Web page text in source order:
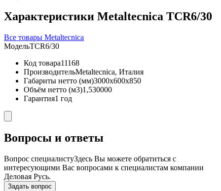
Характеристики Metaltecnica TCR6/30
Все товары Metaltecnica
МодельTCR6/30
Код товара11168
ПроизводительMetaltecnica, Италия
Габариты нетто (мм)3000x600x850
Объём нетто (м3)1,530000
Гарантия1 год
Вопросы и ответы
Вопрос специалистуЗдесь Вы можете обратиться с
интересующими Вас вопросами к специалистам компании
Деловая Русь.
Задать вопрос